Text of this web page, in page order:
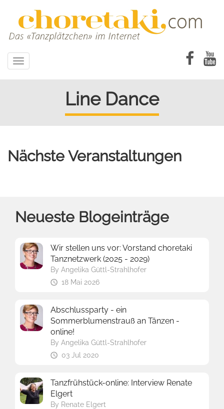
Toggle
navigation
Line Dance
Nächste Veranstaltungen
Neueste Blogeinträge
Wir stellen uns vor: Vorstand choretaki
Tanznetzwerk (2025 - 2029)
ByAngelika Güttl-Strahlhofer
18 Mai 2026
Abschlussparty - ein
Sommerblumenstrauß an Tänzen -
online!
ByAngelika Güttl-Strahlhofer
03 Jul 2020
Tanzfrühstück-online: Interview Renate
Elgert
By Renate Elgert